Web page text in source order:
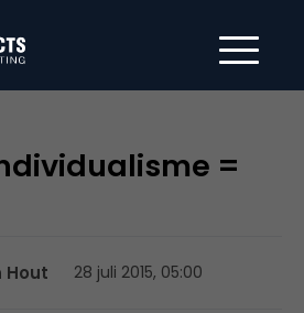
=
Hout 28 juli 2015, 05:00